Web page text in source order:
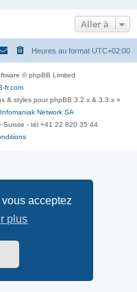
acceptez
plus
Aller à
Heures au format UTC+02:00
© phpBB Limited
fr.com
& styles pour phpBB 3.2.x & 3.3.x »
Infomaniak Network SA
Suisse - tél +41 22 820 35 44